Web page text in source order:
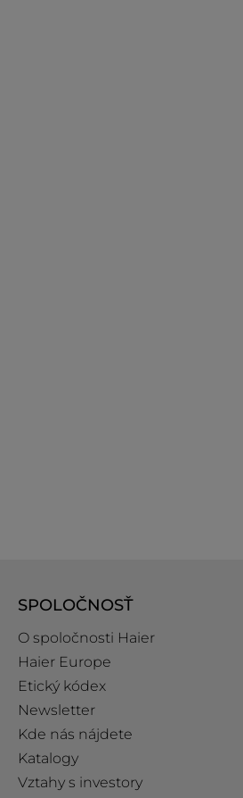
SPOLOČNOSŤ
O spoločnosti Haier
Haier Europe
Etický kódex
Newsletter
Kde nás nájdete
Katalogy
Vztahy s investory